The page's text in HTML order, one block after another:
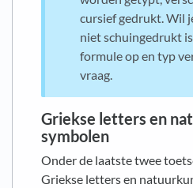
cursief gedrukt. Wil
niet schuingedrukt
formule op en typ
vraag.
Griekse letters en
symbolen
Onder de laatste twee
Griekse letters en